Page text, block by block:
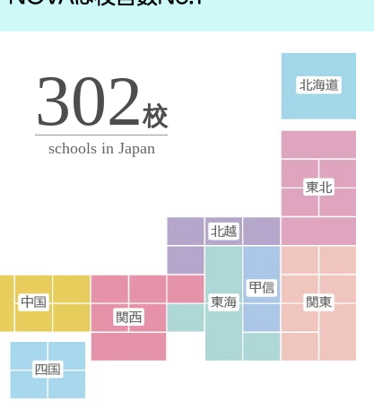
302校
schools in Japan